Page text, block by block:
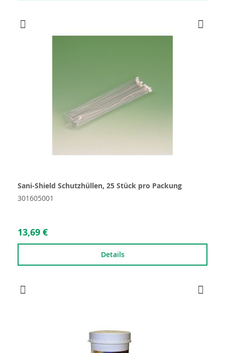
Sani-Shield Schutzhüllen, 25 Stück pro Packung
301605001
13,69 €
Details